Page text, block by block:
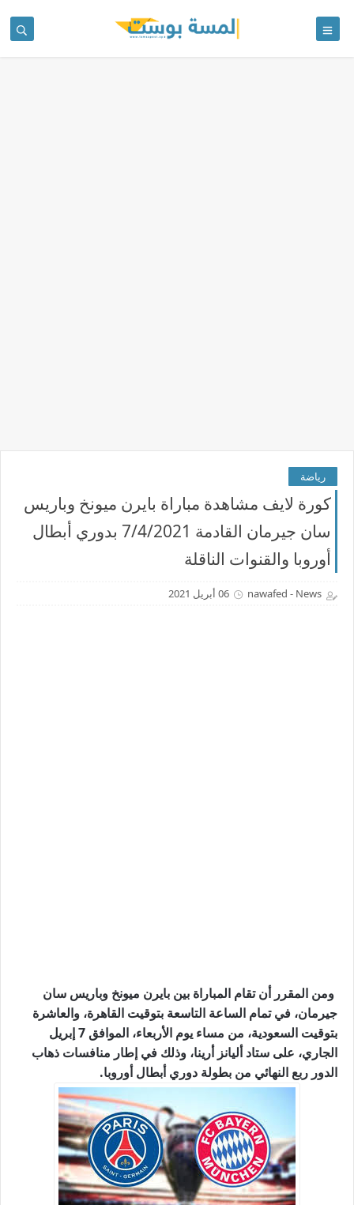
رياضة
كورة لايف مشاهدة مباراة بايرن ميونخ وباريس
سان جيرمان القادمة 7/4/2021 بدوري أبطال
أوروبا والقنوات الناقلة
nawafed - News 06 أبريل 2021
ومن المقرر أن تقام المباراة بين بايرن ميونخ وباريس سان
جيرمان، في تمام الساعة التاسعة بتوقيت القاهرة، والعاشرة
بتوقيت السعودية، من مساء يوم الأربعاء، الموافق 7 إبريل
الجاري، على ستاد أليانز أرينا، وذلك في إطار منافسات ذهاب
الدور ربع النهائي من بطولة دوري أبطال أوروبا.